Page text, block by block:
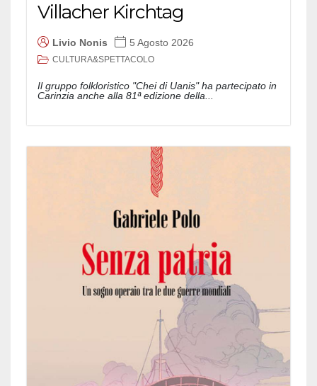
Villacher Kirchtag
Livio Nonis 5 Agosto 2026
CULTURA&SPETTACOLO
Il gruppo folkloristico "Chei di Uanis" ha partecipato in
Carinzia anche alla 81ª edizione della...